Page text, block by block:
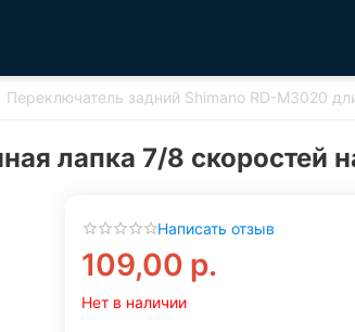
Переключатель задний Shimano RD-M3020
лапка 7/8 скоростей
Написать отзыв
109,00 р.
Нет в наличии